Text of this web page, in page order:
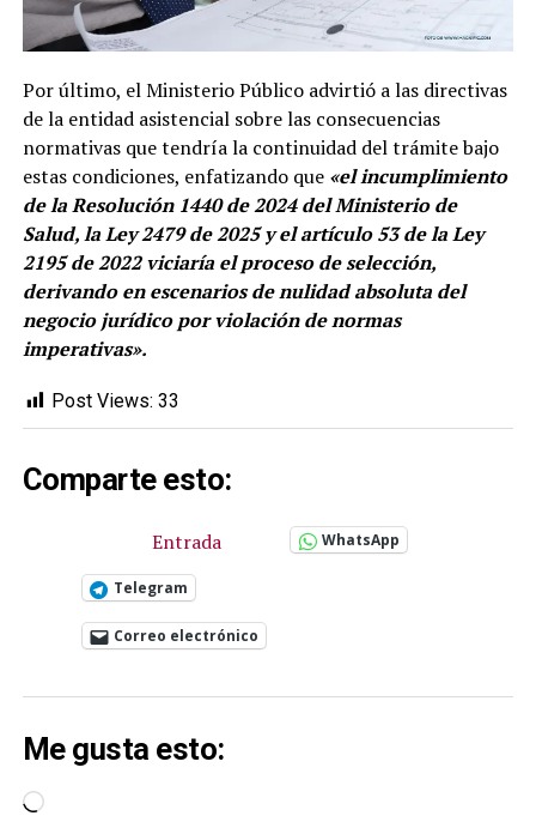
Por último, el Ministerio Público advirtió a las directivas
de la entidad asistencial sobre las consecuencias
normativas que tendría la continuidad del trámite bajo
estas condiciones, enfatizando que «el incumplimiento
de la Resolución 1440 de 2024 del Ministerio de
Salud, la Ley 2479 de 2025 y el artículo 53 de la Ley
2195 de 2022 viciaría el proceso de selección,
derivando en escenarios de nulidad absoluta del
negocio jurídico por violación de normas
imperativas».
Post Views: 33
Comparte esto:
Entrada WhatsApp
Telegram
Correo electrónico
Me gusta esto:
Cargando...